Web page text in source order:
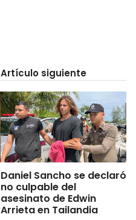
Artículo siguiente
Daniel Sancho se declaró
no culpable del
asesinato de Edwin
Arrieta en Tailandia